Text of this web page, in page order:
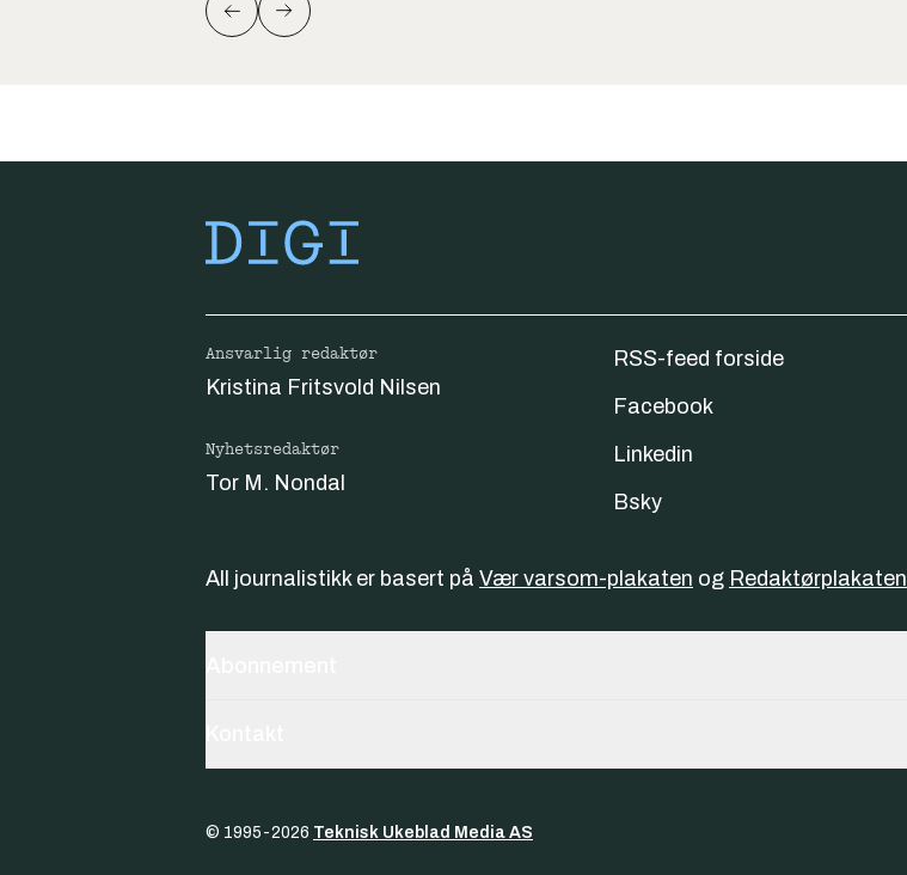
Ansvarlig redaktør
Kristina Fritsvold Nilsen
Nyhetsredaktør
Tor M. Nondal
RSS-feed forside
Facebook
Linkedin
Bsky
All journalistikk er basert på Vær varsom-plakaten og Redaktørplakaten
© 1995-2026 Teknisk Ukeblad Media AS